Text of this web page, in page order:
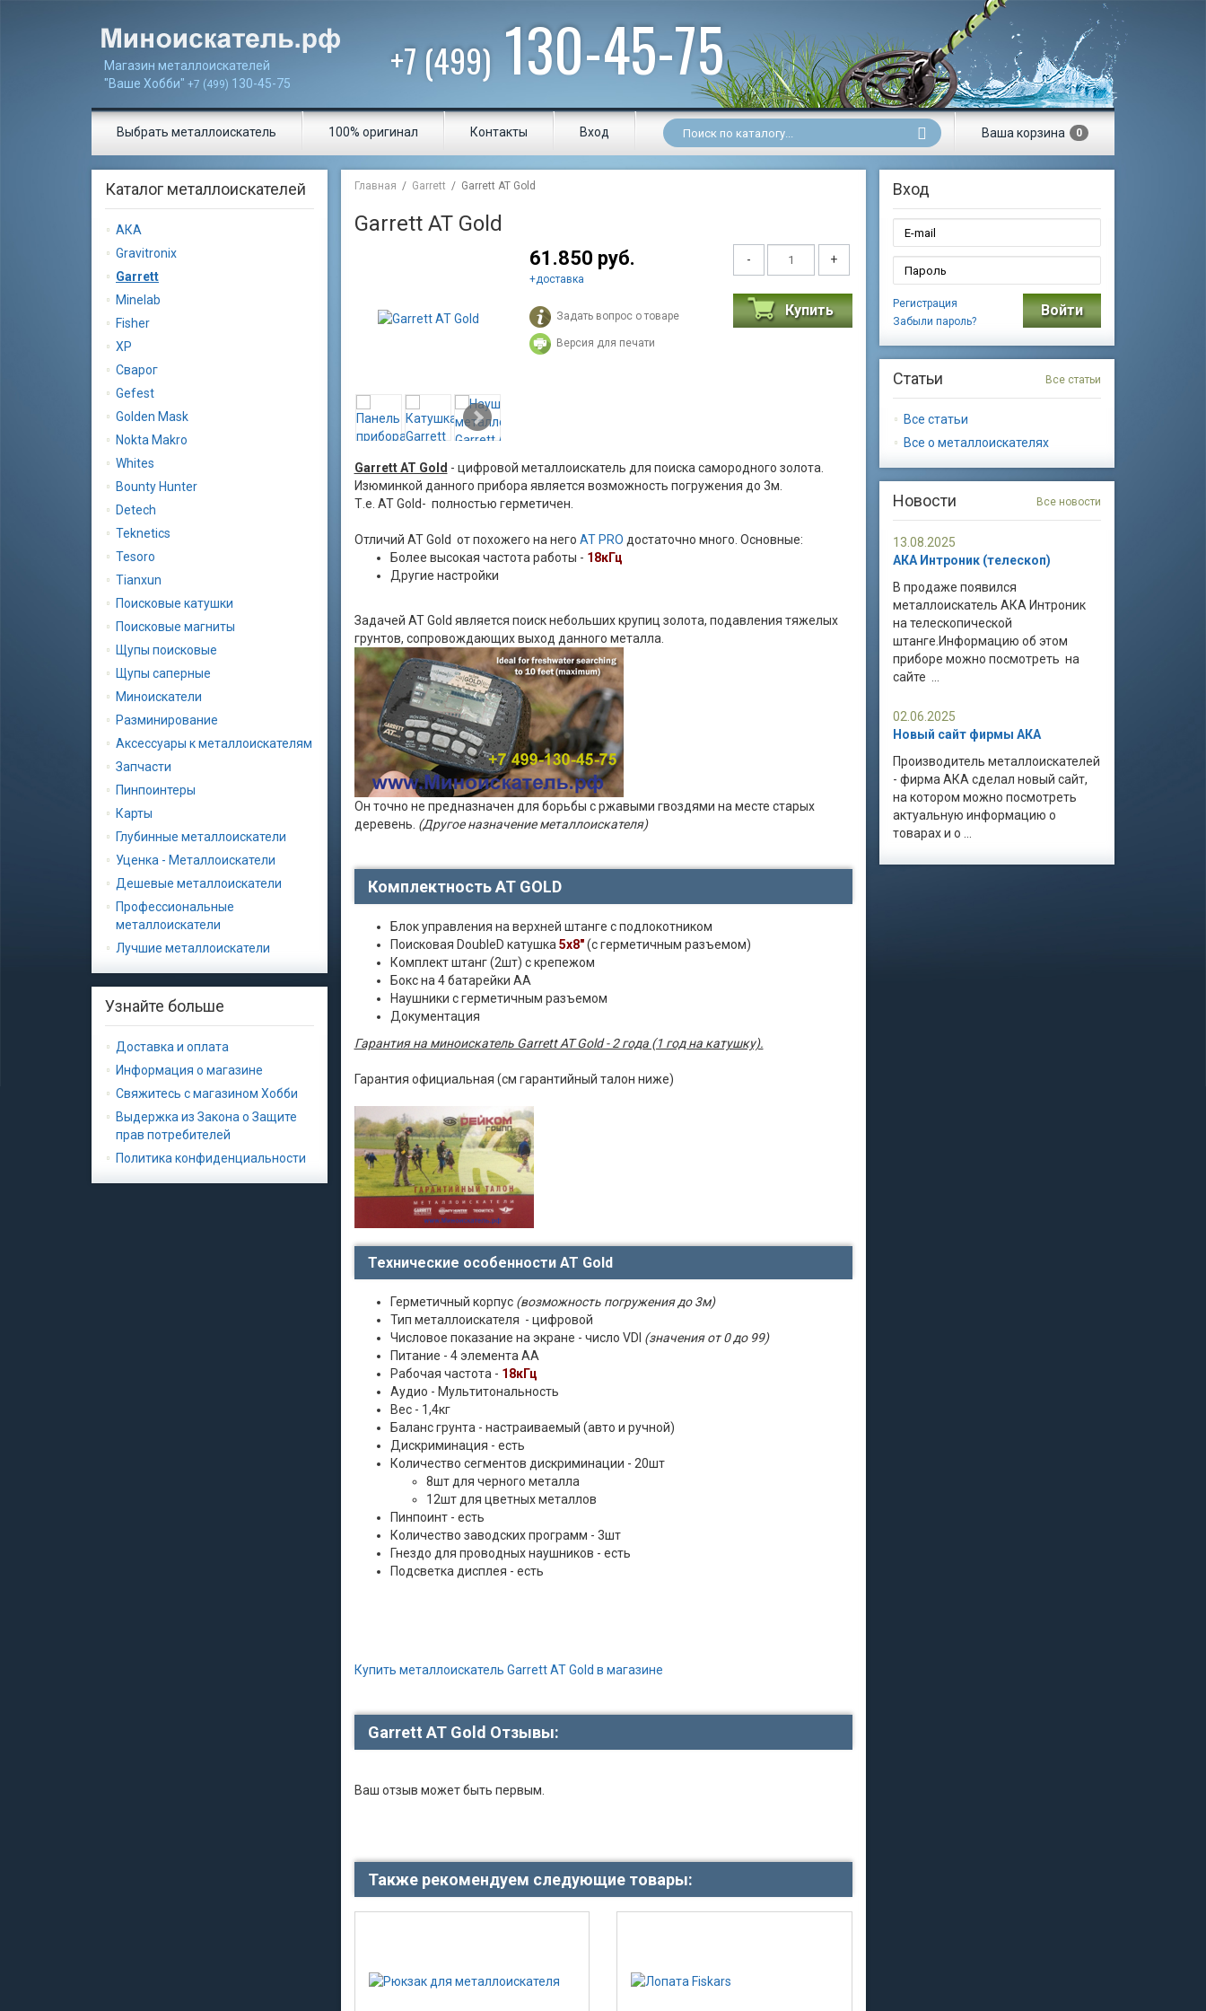
Магазин металлоискателей
"Ваше Хобби" +7 (499) 130-45-75 +7 (499)130-45-75
0
Ваша корзина
Выбрать металлоискатель 100% оригинал Контакты Вход
Главная / Garrett / Garrett AT Gold
Garrett AT Gold
61.850 руб.
+доставка
Задать вопрос о товаре
Версия для печати
- +
Купить
Garrett AT Gold - цифровой металлоискатель для поиска самородного золота.
Изюминкой данного прибора является возможность погружения до 3м.
Т.е. AT Gold- полностью герметичен.
Отличий AT Gold от похожего на него AT PRO достаточно много. Основные:
Более высокая частота работы - 18кГц
Другие настройки
Задачей AT Gold является поиск небольших крупиц золота, подавления тяжелых
грунтов, сопровождающих выход данного металла.
Он точно не предназначен для борьбы с ржавыми гвоздями на месте старых
деревень. (Другое назначение металлоискателя)
Комплектность AT GOLD
Блок управления на верхней штанге с подлокотником
Поисковая DoubleD катушка 5х8"(с герметичным разъемом)
Комплект штанг (2шт) с крепежом
Бокс на 4 батарейки АА
Наушники с герметичным разъемом
Документация
Гарантия на миноискатель Garrett AT Gold - 2 года (1 год на катушку).
Гарантия официальная (см гарантийный талон ниже)
Технические особенности AT Gold
Герметичный корпус (возможность погружения до 3м)
Тип металлоискателя - цифровой
Числовое показание на экране - число VDI (значения от 0 до 99)
Питание - 4 элемента АА
Рабочая частота - 18кГц
Аудио - Мультитональность
Вес - 1,4кг
Баланс грунта - настраиваемый (авто и ручной)
Дискриминация - есть
Количество сегментов дискриминации - 20шт
8шт для черного металла
12шт для цветных металлов
Пинпоинт - есть
Количество заводских программ - 3шт
Гнездо для проводных наушников - есть
Подсветка дисплея - есть
Купить металлоискатель Garrett AT Gold в магазине
Garrett AT Gold Отзывы:
Ваш отзыв может быть первым.
Также рекомендуем следующие товары:
Каталог металлоискателей
АКА
Gravitronix
Garrett
Minelab
Fisher
XP
Сварог
Gеfеst
Golden Mask
Nokta Makro
Whites
Bounty Hunter
Detech
Teknetics
Tesoro
Tianxun
Поисковые катушки
Поисковые магниты
Щупы поисковые
Щупы саперные
Миноискатели
Разминирование
Аксессуары к металлоискателям
Запчасти
Пинпоинтеры
Карты
Глубинные металлоискатели
Уценка - Металлоискатели
Дешевые металлоискатели
Профессиональные
металлоискатели
Лучшие металлоискатели
Узнайте больше
Доставка и оплата
Информация о магазине
Свяжитесь с магазином Хобби
Выдержка из Закона о Защите
прав потребителей
Политика конфиденциальности
Вход
Войти
Регистрация
Забыли пароль?
Все статьи
Статьи
Все статьи
Все о металлоискателях
Все новости
Новости
13.08.2025
АКА Интроник (телескоп)
В продаже появился
металлоискатель АКА Интроник
на телескопической
штанге.Информацию об этом
приборе можно посмотреть на
сайте ...
02.06.2025
Новый сайт фирмы АКА
Производитель металлоискателей
- фирма АКА сделал новый сайт,
на котором можно посмотреть
актуальную информацию о
товарах и о ...